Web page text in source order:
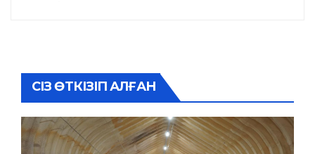
СІЗ ӨТКІЗІП АЛҒАН